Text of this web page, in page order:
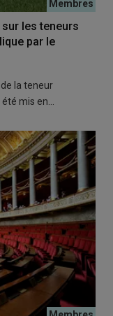
les teneurs
par le
la teneur
mis en…